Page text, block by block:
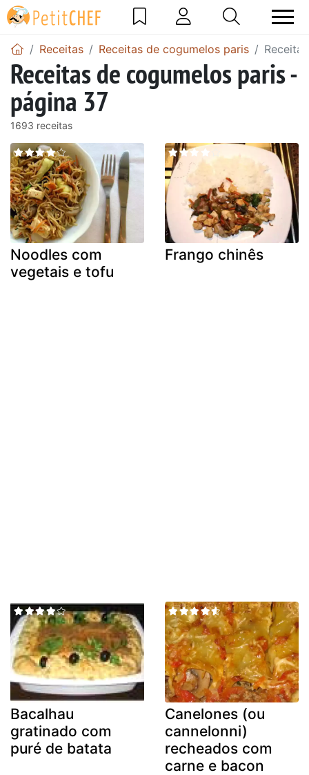
Receitas Receitas de cogumelos paris
Receitas de cogumelos paris -
página 37
1693 receitas
Noodles com
vegetais e tofu
Frango chinês
Bacalhau
gratinado com
puré de batata
Canelones (ou
cannelonni)
recheados com
carne e bacon